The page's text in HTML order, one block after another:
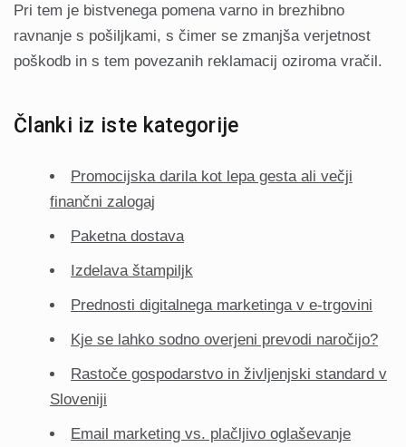
Pri tem je bistvenega pomena varno in brezhibno
ravnanje s pošiljkami, s čimer se zmanjša verjetnost
poškodb in s tem povezanih reklamacij oziroma vračil.
Članki iz iste kategorije
Promocijska darila kot lepa gesta ali večji
finančni zalogaj
Paketna dostava
Izdelava štampiljk
Prednosti digitalnega marketinga v e-trgovini
Kje se lahko sodno overjeni prevodi naročijo?
Rastoče gospodarstvo in življenjski standard v
Sloveniji
Email marketing vs. plačljivo oglaševanje